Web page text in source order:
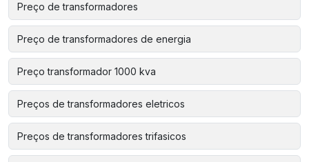
Preço de transformadores
Preço de transformadores de energia
Preço transformador 1000 kva
Preços de transformadores eletricos
Preços de transformadores trifasicos